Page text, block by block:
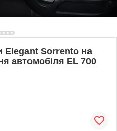
Elegant Sorrento на
автомобіля EL 700